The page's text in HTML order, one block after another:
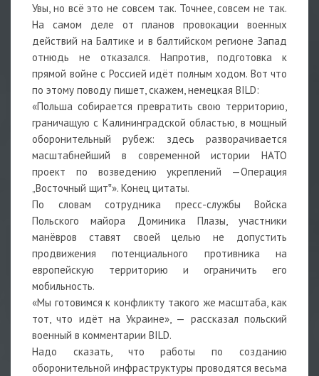
Увы, но всё это не совсем так. Точнее, совсем не так.
На самом деле от планов провокации военных
действий на Балтике и в балтийском регионе Запад
отнюдь не отказался. Напротив, подготовка к
прямой войне с Россией идёт полным ходом. Вот что
по этому поводу пишет, скажем, немецкая BILD:
«Польша собирается превратить свою территорию,
граничащую с Калининградской областью, в мощный
оборонительный рубеж: здесь разворачивается
масштабнейший в современной истории НАТО
проект по возведению укреплений —Операция
„Восточный щит‟». Конец цитаты.
По словам сотрудника пресс-службы Войска
Польского майора Доминика Плазы, участники
манёвров ставят своей целью не допустить
продвижения потенциального противника на
европейскую территорию и ограничить его
мобильность.
«Мы готовимся к конфликту такого же масштаба, как
тот, что идёт на Украине», — рассказал польский
военный в комментарии BILD.
Надо сказать, что работы по созданию
оборонительной инфраструктуры проводятся весьма